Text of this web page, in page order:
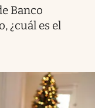
Banco
¿cuál es el